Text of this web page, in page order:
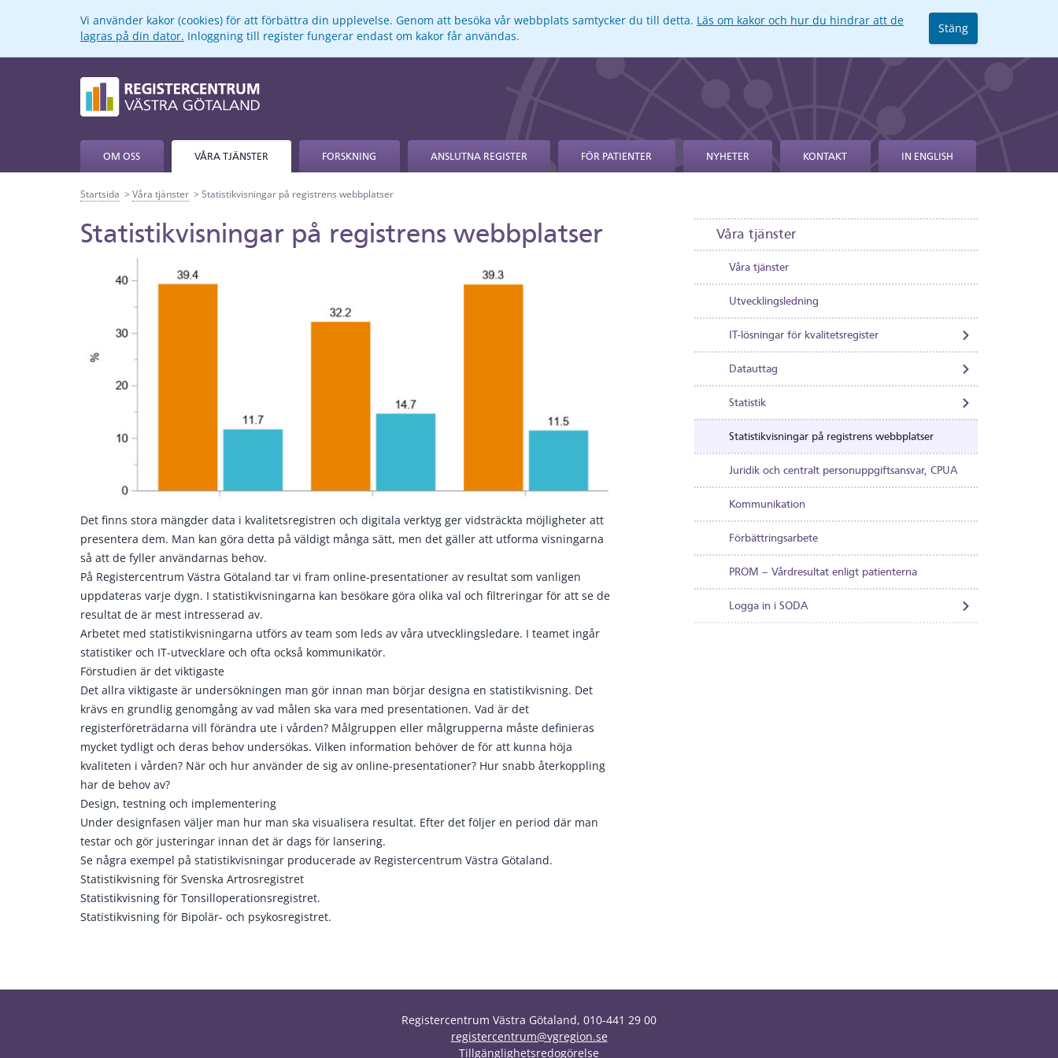
Vi använder kakor (cookies) för att förbättra din upplevelse. Genom att besöka vår webbplats samtycker du till detta. Läs om kakor och hur du hindrar att de
lagras på din dator. Inloggning till register fungerar endast om kakor får användas.
Stäng
OM OSS VÅRA TJÄNSTER FORSKNING ANSLUTNA REGISTER FÖR PATIENTER NYHETER KONTAKT IN ENGLISH
Startsida Våra tjänster Statistikvisningar på registrens webbplatser
Statistikvisningar på registrens webbplatser
Det finns stora mängder data i kvalitetsregistren och digitala verktyg ger vidsträckta möjligheter att
presentera dem. Man kan göra detta på väldigt många sätt, men det gäller att utforma visningarna
så att de fyller användarnas behov.
På Registercentrum Västra Götaland tar vi fram online-presentationer av resultat som vanligen
uppdateras varje dygn. I statistikvisningarna kan besökare göra olika val och filtreringar för att se de
resultat de är mest intresserad av.
Arbetet med statistikvisningarna utförs av team som leds av våra utvecklingsledare. I teamet ingår
statistiker och IT-utvecklare och ofta också kommunikatör.
Förstudien är det viktigaste
Det allra viktigaste är undersökningen man gör innan man börjar designa en statistikvisning. Det
krävs en grundlig genomgång av vad målen ska vara med presentationen. Vad är det
registerföreträdarna vill förändra ute i vården? Målgruppen eller målgrupperna måste definieras
mycket tydligt och deras behov undersökas. Vilken information behöver de för att kunna höja
kvaliteten i vården? När och hur använder de sig av online-presentationer? Hur snabb återkoppling
har de behov av?
Design, testning och implementering
Under designfasen väljer man hur man ska visualisera resultat. Efter det följer en period där man
testar och gör justeringar innan det är dags för lansering.
Se några exempel på statistikvisningar producerade av Registercentrum Västra Götaland.
Statistikvisning för Svenska Artrosregistret
Statistikvisning för Tonsilloperationsregistret.
Statistikvisning för Bipolär- och psykosregistret.
Våra tjänster
Våra tjänster
Utvecklingsledning
IT-lösningar för kvalitetsregister
Datauttag
Statistik
Statistikvisningar på registrens webbplatser
Juridik och centralt personuppgiftsansvar, CPUA
Kommunikation
Förbättringsarbete
PROM – Vårdresultat enligt patienterna
Logga in i SODA
Registercentrum Västra Götaland, 010-441 29 00
registercentrum@vgregion.se
Tillgänglighetsredogörelse